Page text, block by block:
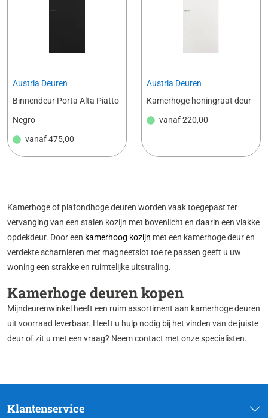
Austria Deuren
Binnendeur Porta Alta Piatto
Negro
vanaf475,00
Austria Deuren
Kamerhoge honingraat deur
vanaf220,00
Kamerhoge of plafondhoge deuren worden vaak toegepast ter
vervanging van een stalen kozijn met bovenlicht en daarin een vlakke
opdekdeur. Door een kamerhoog kozijn met een kamerhoge deur en
verdekte scharnieren met magneetslot toe te passen geeft u uw
woning een strakke en ruimtelijke uitstraling.
Kamerhoge deuren kopen
Mijndeurenwinkel heeft een ruim assortiment aan kamerhoge deuren
uit voorraad leverbaar. Heeft u hulp nodig bij het vinden van de juiste
deur of zit u met een vraag? Neem contact met onze specialisten.
Klantenservice